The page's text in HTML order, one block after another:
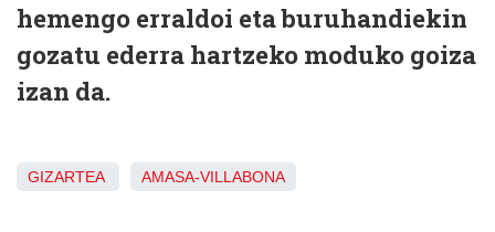
hemengo erraldoi eta buruhandiekin
gozatu ederra hartzeko moduko goiza
izan da.
GIZARTEA AMASA-VILLABONA